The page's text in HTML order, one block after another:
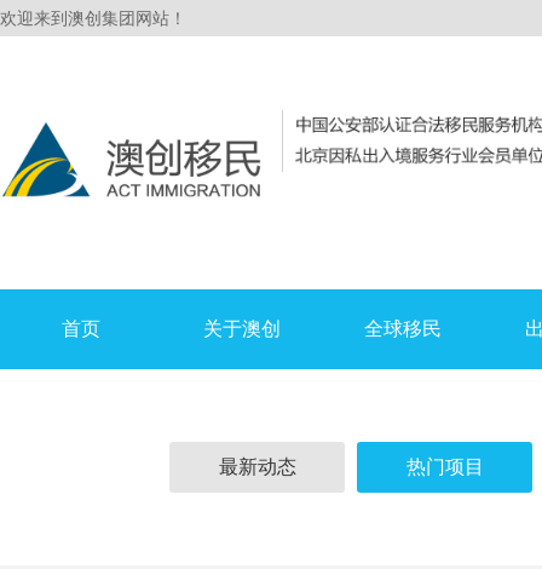
欢迎来到澳创集团网站！
首页 关于澳创 全球移民
最新动态 热门项目